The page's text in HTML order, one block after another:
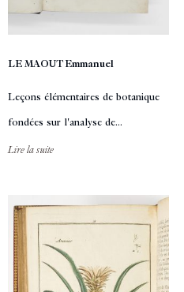
LE MAOUT Emmanuel
Leçons élémentaires de botanique
fondées sur l'analyse de...
Lire la suite